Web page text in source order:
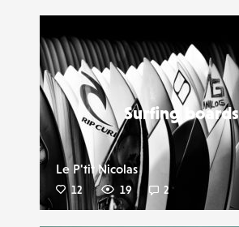
Surfing boards
Le P'tit Nicolas
12 19 2